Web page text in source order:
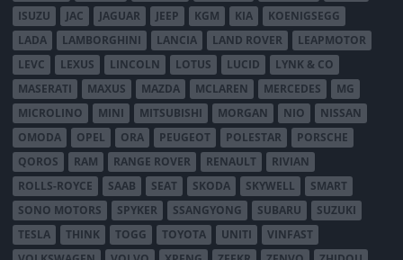
ISUZU
JAC JAGUAR JEEP KGM KIA
KOENIGSEGG
LADA
LAMBORGHINI LANCIA LAND ROVER
LEAPMOTOR
LEVC
LEXUS LINCOLN LOTUS LUCID
LYNK & CO
MASERATI
MAXUS MAZDA MCLAREN MERCEDES
MG
MICROLINO
MINI MITSUBISHI MORGAN NIO
NISSAN
OMODA
OPEL ORA PEUGEOT POLESTAR
PORSCHE
QOROS
RAM RANGE ROVER RENAULT
RIVIAN
ROLLS-ROYCE
SAAB SEAT SKODA SKYWELL
SMART
SONO MOTORS
SPYKER SSANGYONG SUBARU
SUZUKI
TESLA
THINK TOGG TOYOTA UNITI
VINFAST